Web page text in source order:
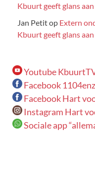
Kbuurt geeft glans
Jan Petitop Extern
Kbuurt geeft glans
Youtube
Facebook
Facebook Hart
Instagram Hart
Sociale app